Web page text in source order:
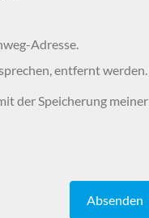
Adresse.
entfernt werden.
der Speicherung meiner
Absenden